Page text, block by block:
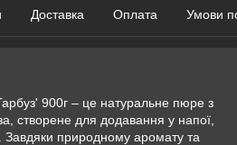
Доставка Оплата Умови
900г – це натуральне пюре з
створене для додавання у напої,
Завдяки природному аромату та